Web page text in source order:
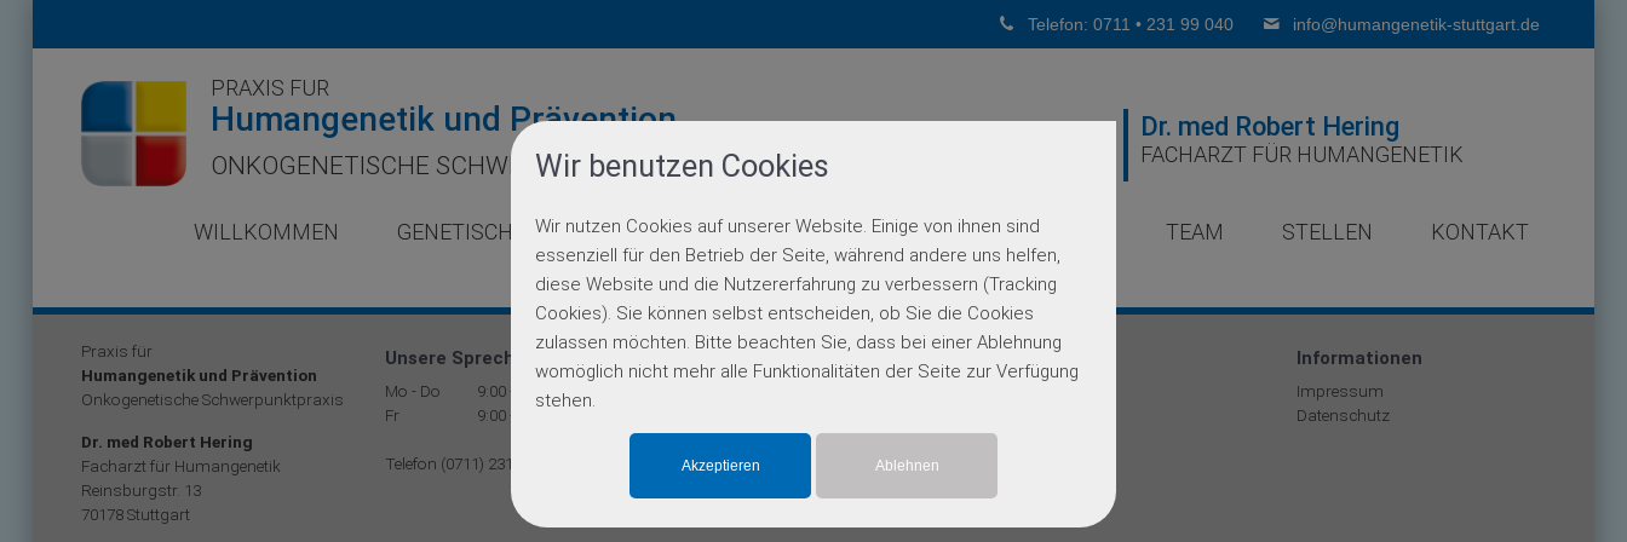
Wir benutzen Cookies
Wir nutzen Cookies auf unserer Website. Einige von ihnen sind
essenziell für den Betrieb der Seite, während andere uns helfen,
diese Website und die Nutzererfahrung zu verbessern (Tracking
Cookies). Sie können selbst entscheiden, ob Sie die Cookies
zulassen möchten. Bitte beachten Sie, dass bei einer Ablehnung
womöglich nicht mehr alle Funktionalitäten der Seite zur Verfügung
stehen.
Telefon: 0711 • 231 99 040 info@humangenetik-stuttgart.de
PRAXIS FÜR
Humangenetik und Prävention
ONKOGENETISCHE SCHWERPUNKTPRAXIS
Dr. med Robert Hering
FACHARZT FÜR HUMANGENETIK
WILLKOMMEN GENETISCHE BERATUNG GENETISCHE DIAGNOSTIK PARTNER TEAM STELLEN KONTAKT
Praxis für
Humangenetik und Prävention
Onkogenetische Schwerpunktpraxis
Dr. med Robert Hering
Facharzt für Humangenetik
Reinsburgstr. 13
70178 Stuttgart
Unsere Sprechzeiten
Mo - Do
9:00 - 17:00 Uhr
Fr
9:00 - 12:00 Uhr
Telefon (0711) 231 99 040
Unternehmen
Kontakt
Informationen
Impressum
Datenschutz